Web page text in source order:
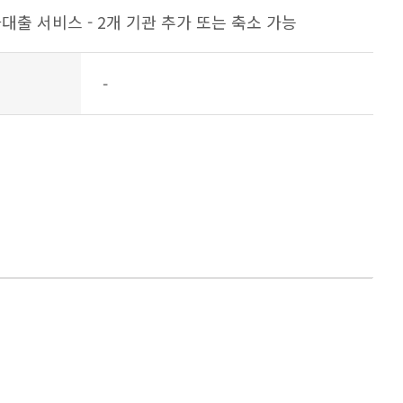
출 서비스 - 2개 기관 추가 또는 축소 가능
-